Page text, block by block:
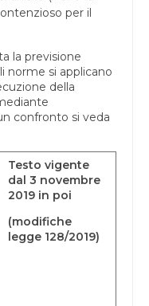
per il
la previsione
norme si applicano
della
confronto si veda
Testo vigente
dal 3 novembre
2019 in poi
(modifiche
legge 128/2019)